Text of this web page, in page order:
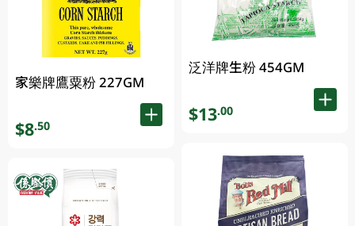
家樂牌鷹粟粉 227GM
$8.50
泛洋牌生粉 454GM
$13.00